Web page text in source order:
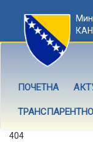
ПОЧЕТНА
404